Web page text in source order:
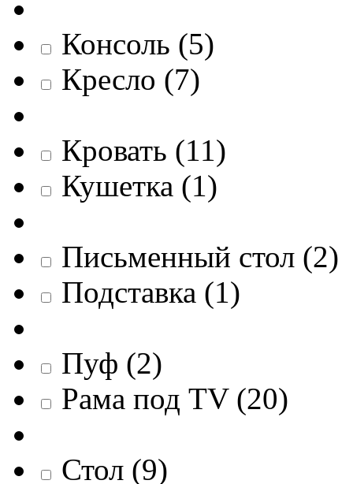
Консоль (5)
Кресло (7)
Кровать (11)
Кушетка (1)
Письменный стол (2)
Подставка (1)
Пуф (2)
Рама под TV (20)
Стол (9)